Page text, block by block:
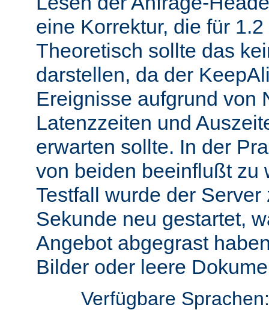
eine Korrektur, die für
Theoretisch sollte das
darstellen, da der
Ereignisse aufgrund von
Latenzzeiten und
erwarten sollte. In der
von beiden beeinflußt zu
Testfall wurde der
Sekunde neu gestartet,
Angebot abgegrast
Bilder oder leere
Verfügbare